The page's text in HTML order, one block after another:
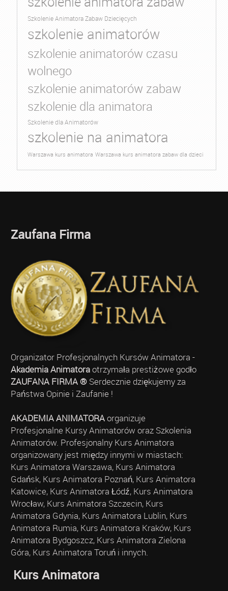
Szkolenie Animatora Zabaw Dziecięcych
szkolenie animatorów
szkolenie animatorów czasu
wolnego
szkolenie animatorów zabaw
szkolenie dla animatora
Szkolenie dla Animatorów
szkolenie na animatora
Warszawa kurs animatora Warszawa kurs animatora zabaw dla dzieci
Zaufana Firma
Organizator Profesjonalnych Kursów Animatora -
Akademia Animatoraotrzymała prestiżowe godło
ZAUFANA FIRMA ®Serdecznie dziękujemy za
Państwa Opinie i Zaufanie !
AKADEMIA ANIMATORAorganizuje
Profesjonalne Kursy Animatorów oraz Szkolenia
Animatorów. Profesjonalny Kurs Animatora
organizowany jest między innymi w miastach:
Kurs Animatora Warszawa, Kurs Animatora
Gdańsk, Kurs Animatora Poznań, Kurs Animatora
Katowice, Kurs Animatora Łódź, Kurs Animatora
Wrocław, Kurs Animatora Szczecin, Kurs
Animatora Gdynia, Kurs Animatora Lublin, Kurs
Animatora Rumia, Kurs Animatora Kraków, Kurs
Animatora Bydgoszcz, Kurs Animatora Zielona
Góra, Kurs Animatora Toruń i innych.
Kurs Animatora